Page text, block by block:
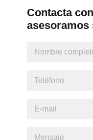
Contacta